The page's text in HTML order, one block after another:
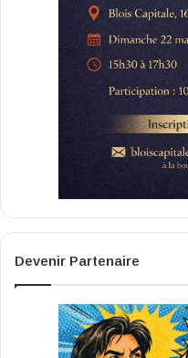
Devenir Partenaire